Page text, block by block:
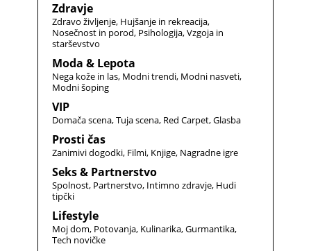
Zdravje
Zdravo življenje Hujšanje in rekreacija
Nosečnost in porod Psihologija Vzgoja in
starševstvo
Moda & Lepota
Nega kože in las Modni trendi Modni nasveti
Modni šoping
VIP
Domača scena Tuja scena Red Carpet Glasba
Prosti čas
Zanimivi dogodki Filmi Knjige Nagradne igre
Seks & Partnerstvo
Spolnost Partnerstvo Intimno zdravje Hudi
tipčki
Lifestyle
Moj dom Potovanja Kulinarika Gurmantika
Tech novičke